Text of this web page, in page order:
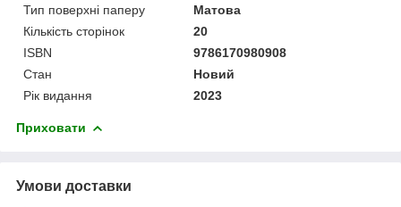
Тип поверхні паперу
Матова
Кількість сторінок
20
ISBN
9786170980908
Стан
Новий
Рік видання
2023
Приховати
Умови доставки